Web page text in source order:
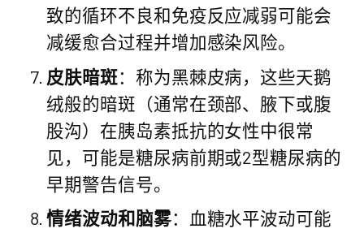
致的循环不良和免疫反应减弱可能会
减缓愈合过程并增加感染风险。
皮肤暗斑：称为黑棘皮病，这些天鹅
绒般的暗斑（通常在颈部、腋下或腹
股沟）在胰岛素抵抗的女性中很常
见，可能是糖尿病前期或2型糖尿病的
早期警告信号。
情绪波动和脑雾：血糖水平波动可能